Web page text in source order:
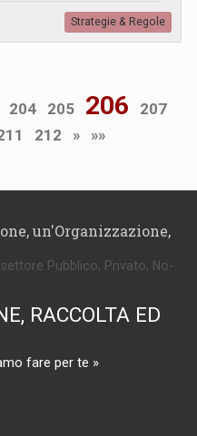
Strategie & Regole
204 205 206
207
212 » »»
un'Organizzazione,
Pubblico, Privato, No-
RACCOLTA ED
fare per te »